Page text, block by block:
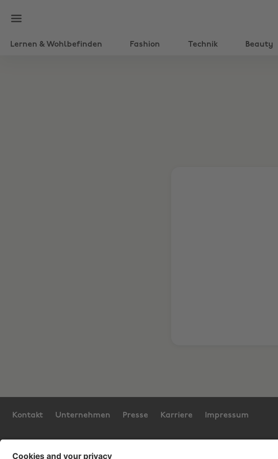
Lernen & Wohlbefinden Fashion Technik Beauty
Kontakt Unternehmen Presse Karriere Impressum